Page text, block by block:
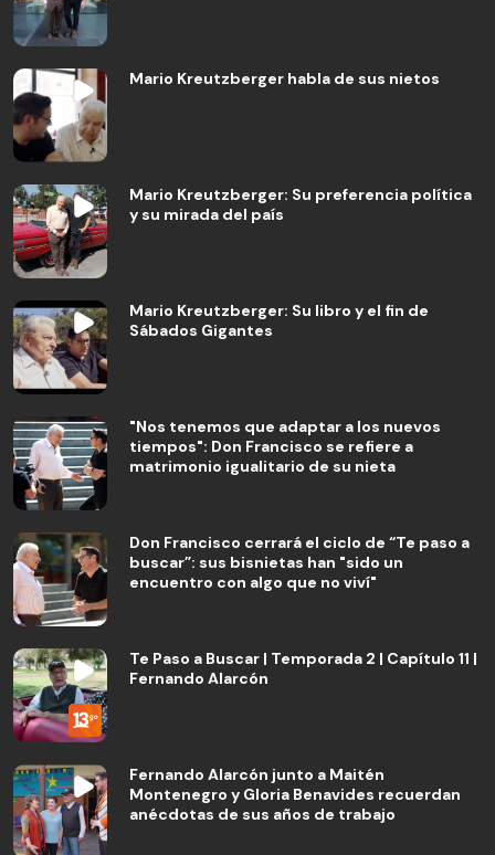
Mario Kreutzberger habla de sus nietos
Mario Kreutzberger: Su preferencia política
y su mirada del país
Mario Kreutzberger: Su libro y el fin de
Sábados Gigantes
"Nos tenemos que adaptar a los nuevos
tiempos": Don Francisco se refiere a
matrimonio igualitario de su nieta
Don Francisco cerrará el ciclo de “Te paso a
buscar”: sus bisnietas han "sido un
encuentro con algo que no viví"
Te Paso a Buscar | Temporada 2 | Capítulo 11 |
Fernando Alarcón
Fernando Alarcón junto a Maitén
Montenegro y Gloria Benavides recuerdan
anécdotas de sus años de trabajo